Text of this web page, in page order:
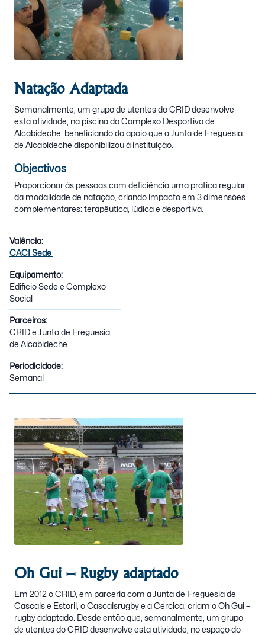
Natação Adaptada
Semanalmente, um grupo de utentes do CRID desenvolve
esta atividade, na piscina do Complexo Desportivo de
Alcabideche, beneficiando do apoio que a Junta de Freguesia
de Alcabideche disponibilizou à instituição.
Objectivos
Proporcionar às pessoas com deficiência uma prática regular
da modalidade de natação, criando impacto em 3 dimensões
complementares: terapêutica, lúdica e desportiva.
Valência:
CACI Sede
Equipamento:
Edifício Sede e Complexo
Social
Parceiros:
CRID e Junta de Freguesia
de Alcabideche
Periodicidade:
Semanal
Oh Gui – Rugby adaptado
Em 2012 o CRID, em parceria com a Junta de Freguesia de
Cascais e Estoril, o Cascaisrugby e a Cercica, criam o Oh Gui –
rugby adaptado. Desde então que, semanalmente, um grupo
de utentes do CRID desenvolve esta atividade, no espaço do